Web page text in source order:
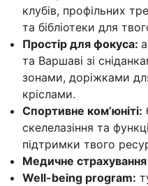
клубів, профільних
та бібліотеки для
Простір для фокуса:
та Варшаві зі
зонами, доріжками
кріслами.
Спортивне комʼюніті:
скелелазіння та
підтримки твого
Медичне
Well-being program: